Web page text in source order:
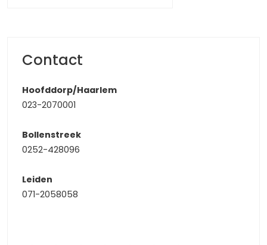
‘Burgermeester Reinaldpark’. Met uitvalswegen richting
Amsterdam, Schiphol en Hoofddorp heeft u eveneens
voldoende mogelijkheden voor woon-/werkverkeer
De centrale entree
parkeerplaatsen en heeft u toegang tot de centrale
entree met het bellentableau, de brievenbussen, de
De entree
Contact
Hoofddorp/Haarlem
023-2070001
Bollenstreek
0252-428096
Leiden
071-2058058